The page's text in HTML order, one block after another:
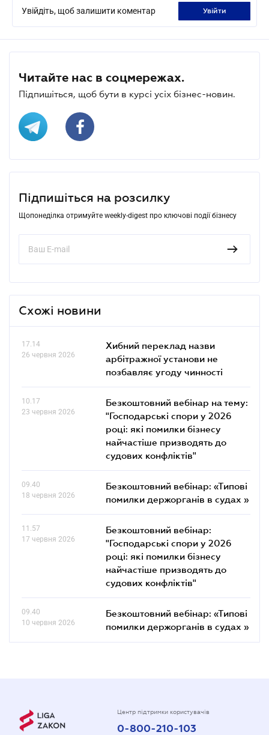
Увійдіть, щоб залишити коментар увійти
Читайте нас в соцмережах.
Підпишіться, щоб бути в курсі усіх бізнес-новин.
Підпишіться на розсилку
Щопонеділка отримуйте weekly-digest про ключові події бізнесу
Схожі новини
17.14
26 червня 2026
Хибний переклад назви
арбітражної установи не
позбавляє угоду чинності
10.17
23 червня 2026
Безкоштовний вебінар на тему:
"Господарські спори у 2026
році: які помилки бізнесу
найчастіше призводять до
судових конфліктів"
09.40
18 червня 2026
Безкоштовний вебінар: «Типові
помилки держорганів в судах »
11.57
17 червня 2026
Безкоштовний вебінар:
"Господарські спори у 2026
році: які помилки бізнесу
найчастіше призводять до
судових конфліктів"
09.40
10 червня 2026
Безкоштовний вебінар: «Типові
помилки держорганів в судах »
Центр підтримки користувачів
0-800-210-103